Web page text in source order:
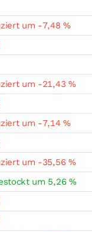
um -7,48 %
um -21,43 %
um -7,14 %
um -35,56 %
um 5,26 %